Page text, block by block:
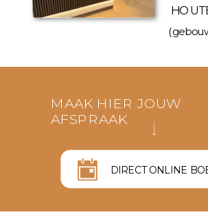
MAAK HIER JOUW
AFSPRAAK
DIRECT ONLINE